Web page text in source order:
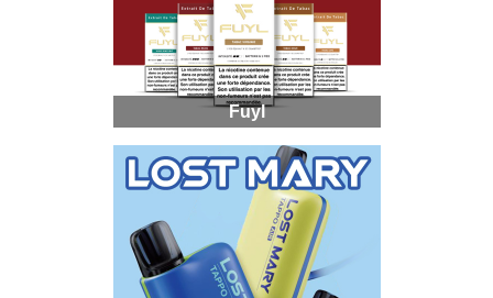
Fuyl